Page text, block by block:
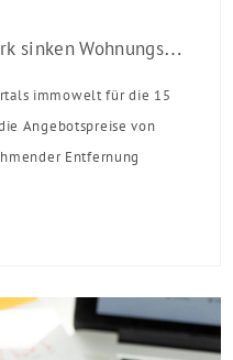
Pendeln lohnt sich: So stark sinken Wohnungspreise im Umland
immowelt für die 15
Angebotspreise von
Entfernung